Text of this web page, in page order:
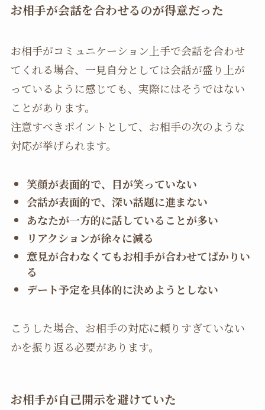
お相手が会話を合わせるのが得意だった
お相手がコミュニケーション上手で会話を合わせ
てくれる場合、一見自分としては会話が盛り上が
っているように感じても、実際にはそうではない
ことがあります。
注意すべきポイントとして、お相手の次のような
対応が挙げられます。
笑顔が表面的で、目が笑っていない
会話が表面的で、深い話題に進まない
あなたが一方的に話していることが多い
リアクションが徐々に減る
意見が合わなくてもお相手が合わせてばかりい
る
デート予定を具体的に決めようとしない
こうした場合、お相手の対応に頼りすぎていない
かを振り返る必要があります。
お相手が自己開示を避けていた